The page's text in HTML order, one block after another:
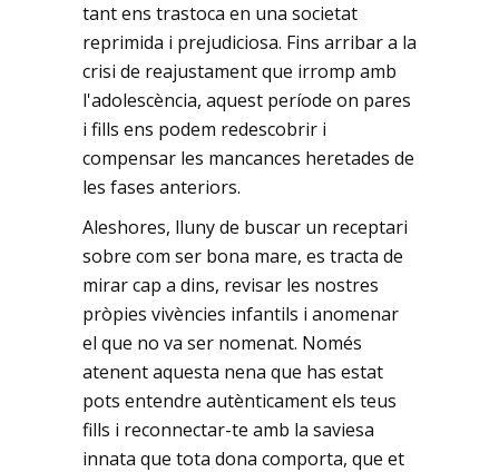
tant ens trastoca en una societat
reprimida i prejudiciosa. Fins arribar a la
crisi de reajustament que irromp amb
l'adolescència, aquest període on pares
i fills ens podem redescobrir i
compensar les mancances heretades de
les fases anteriors.
Aleshores, lluny de buscar un receptari
sobre com ser bona mare, es tracta de
mirar cap a dins, revisar les nostres
pròpies vivències infantils i anomenar
el que no va ser nomenat. Només
atenent aquesta nena que has estat
pots entendre autènticament els teus
fills i reconnectar-te amb la saviesa
innata que tota dona comporta, que et